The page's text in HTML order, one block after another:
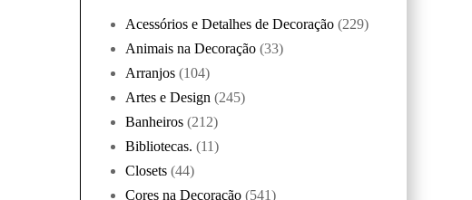
Acessórios e Detalhes de Decoração (229)
Animais na Decoração (33)
Arranjos (104)
Artes e Design (245)
Banheiros (212)
Bibliotecas. (11)
Closets (44)
Cores na Decoração (541)